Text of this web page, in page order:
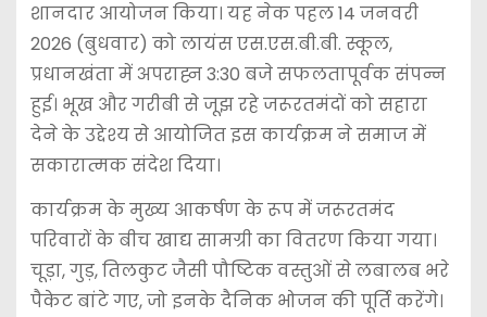
शानदार आयोजन किया। यह नेक पहल 14 जनवरी
2026 (बुधवार) को लायंस एस.एस.बी.बी. स्कूल,
प्रधानखंता में अपराह्न 3:30 बजे सफलतापूर्वक संपन्न
हुई। भूख और गरीबी से जूझ रहे जरूरतमंदों को सहारा
देने के उद्देश्य से आयोजित इस कार्यक्रम ने समाज में
सकारात्मक संदेश दिया।
कार्यक्रम के मुख्य आकर्षण के रूप में जरूरतमंद
परिवारों के बीच खाद्य सामग्री का वितरण किया गया।
चूड़ा, गुड़, तिलकुट जैसी पौष्टिक वस्तुओं से लबालब भरे
पैकेट बांटे गए, जो इनके दैनिक भोजन की पूर्ति करेंगे।